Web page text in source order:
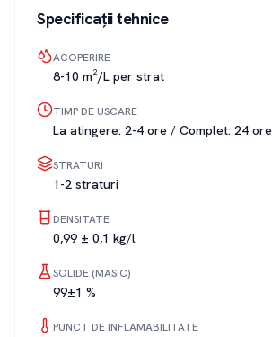
Specificații tehnice
ACOPERIRE
8-10 m²/L per strat
TIMP DE USCARE
La atingere: 2-4 ore / Complet: 24 ore
STRATURI
1-2 straturi
DENSITATE
0,99 ± 0,1 kg/l
SOLIDE (MASIC)
99±1 %
PUNCT DE INFLAMABILITATE